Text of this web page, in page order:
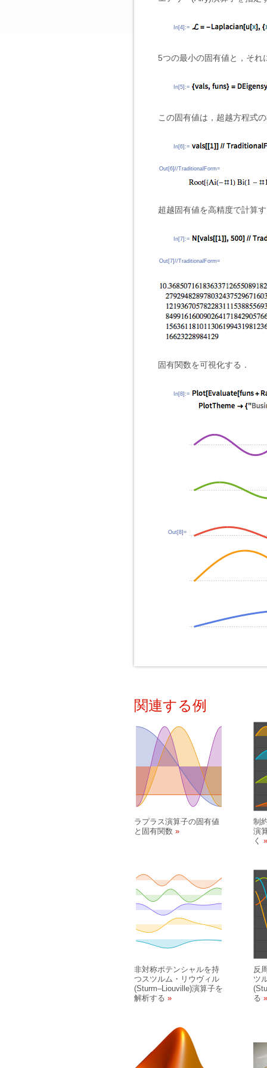
In[4]:=
5つの最小の固有値と，それ
In[5]:=
この固有値は，超越方程式
In[6]:=
Out[6]//TraditionalForm=
超越固有値を高精度で計算
In[7]:=
Out[7]//TraditionalForm=
固有関数を可視化する．
In[8]:=
Out[8]=
関連する例
ラプラス演算子の固有値
と固有関数
制
演
く
非対称ポテンシャルを持
つスツルム・リウヴィル
(Sturm–Liouville)演算子を
解析する
反
ツ
る